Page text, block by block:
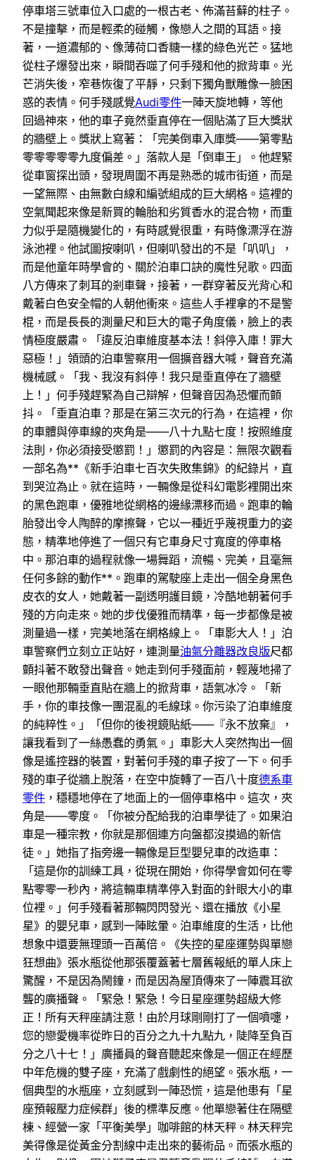
停車塔三號車位入口處的一根古老、佈滿苔蘚的柱子。
不是撞擊，而是輕柔的碰觸，像戀人之間的耳語。接
著，一道濃郁的、像薄荷口香糖一樣的綠色光芒。猛地
從柱子爆發出來，瞬間吞噬了何手殘和他的掀背車。光
芒消失後，窄巷恢復了平靜，只剩下獨角獸雕像一臉困
惑的表情。何手殘感覺Audi零件一陣天旋地轉，等他
回過神來，他的車子竟然垂直停在一個貼滿了巨大獎狀
的牆壁上。獎狀上寫著：「完美倒車入庫獎——第零點
零零零零零九度偏差。」落款人是「倒車王」。他趕緊
從車窗探出頭，發現周圍不再是熟悉的城市街道，而是
一望無際、由無數白線和編號組成的巨大網格。這裡的
空氣聞起來像是新買的輪胎和劣質香水的混合物，而重
力似乎是隨機變化的，有時感覺很重，有時像漂浮在游
泳池裡。他試圖按喇叭，但喇叭發出的不是「叭叭」，
而是他童年時學會的、關於泊車口訣的魔性兒歌。四面
八方傳來了刺耳的剎車聲，接著，一群穿著反光背心和
戴著白色安全帽的人朝他衝來。這些人手裡拿的不是警
棍，而是長長的測量尺和巨大的電子角度儀，臉上的表
情極度嚴肅。「違反泊車維度基本法！斜停入庫！罪大
惡極！」領頭的泊車警察用一個擴音器大喊，聲音充滿
機械感。「我、我沒有斜停！我只是垂直停在了牆壁
上！」何手殘趕緊為自己辯解，但聲音因為恐懼而顫
抖。「垂直泊車？那是在第三次元的行為，在這裡，你
的車體與停車線的夾角是——八十九點七度！按照維度
法則，你必須接受懲罰！」懲罰的內容是：無限次觀看
一部名為**《新手泊車七百次失敗集錦》的紀錄片，直
到哭泣為止。就在這時，一輛像是從科幻電影裡開出來
的黑色跑車，優雅地從網格的邊緣漂移而過。跑車的輪
胎發出令人陶醉的摩擦聲，它以一種近乎蔑視重力的姿
態，精準地停進了一個只有它車身尺寸寬度的停車格
中。那泊車的過程就像一場舞蹈，流暢、完美，且毫無
任何多餘的動作**。跑車的駕駛座上走出一個全身黑色
皮衣的女人，她戴著一副透明護目鏡，冷酷地朝著何手
殘的方向走來。她的步伐優雅而精準，每一步都像是被
測量過一樣，完美地落在網格線上。「車影大人！」泊
車警察們立刻立正站好，連測量油氣分離器改良版尺都
顫抖著不敢發出聲音。她走到何手殘面前，輕蔑地掃了
一眼他那輛垂直貼在牆上的掀背車，語氣冰冷。「新
手，你的車技像一團混亂的毛線球。你污染了泊車維度
的純粹性。」「但你的後視鏡貼紙——『永不放棄』，
讓我看到了一絲愚蠢的勇氣。」車影大人突然掏出一個
像是遙控器的裝置，對著何手殘的車子按了一下。何手
殘的車子從牆上脫落，在空中旋轉了一百八十度德系車
零件 ，穩穩地停在了地面上的一個停車格中。這次，夾
角是——零度。「你被分配給我的泊車學徒了。如果泊
車是一種宗教，你就是那個連方向盤都沒摸過的新信
徒。」她指了指旁邊一輛像是巨型嬰兒車的改造車：
「這是你的訓練工具，從現在開始，你得學會如何在零
點零零一秒內，將這輛車精準停入對面的針眼大小的車
位裡。」何手殘看著那輛閃閃發光、還在播放《小星
星》的嬰兒車，感到一陣眩暈。泊車維度的生活，比他
想象中還要無理頭一百萬倍。《失控的星座運勢與單戀
狂想曲》張水瓶從他那張覆蓋著七層舊報紙的單人床上
驚醒，不是因為鬧鐘，而是因為屋頂傳來了一陣震耳欲
聾的廣播聲。「緊急！緊急！今日星座運勢超級大修
正！所有天秤座請注意！由於月球剛剛打了一個噴嚏，
您的戀愛機率從昨日的百分之九十九點九，陡降至負百
分之八十七！」廣播員的聲音聽起來像是一個正在經歷
中年危機的雙子座，充滿了戲劇性的絕望。張水瓶，一
個典型的水瓶座，立刻感到一陣恐慌，這是他患有「星
座預報壓力症候群」後的標準反應。他單戀著住在隔壁
棟、經營一家「平衡美學」咖啡館的林天秤。林天秤完
美得像是從黃金分割線中走出來的藝術品。而張水瓶的